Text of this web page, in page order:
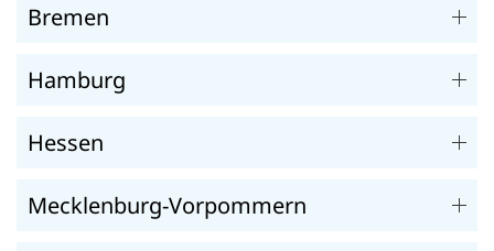
Bremen
Hamburg
Hessen
Mecklenburg-Vorpommern